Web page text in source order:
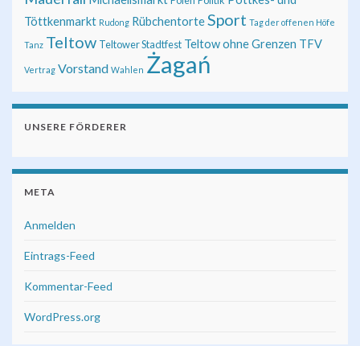
Töttkenmarkt Rudong RübchentorteSport Tag der offenen Höfe
Tanz Teltow Teltower Stadtfest Teltow ohne Grenzen TFV
Vertrag Vorstand Wahlen Żagań
UNSERE FÖRDERER
META
Anmelden
Eintrags-Feed
Kommentar-Feed
WordPress.org